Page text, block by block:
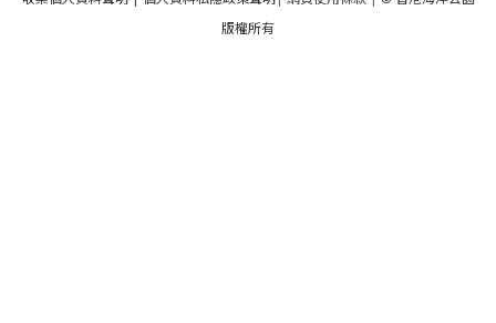
版權所有